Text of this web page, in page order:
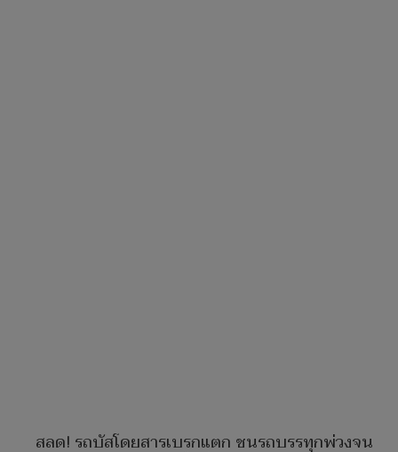
สลด! รถบัสโดยสารเบรกแตก ชนรถบรรทุกพ่วงจน